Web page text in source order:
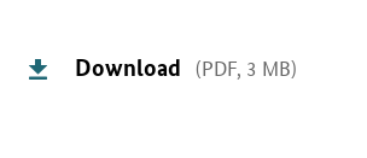
Download (PDF, 3 MB)